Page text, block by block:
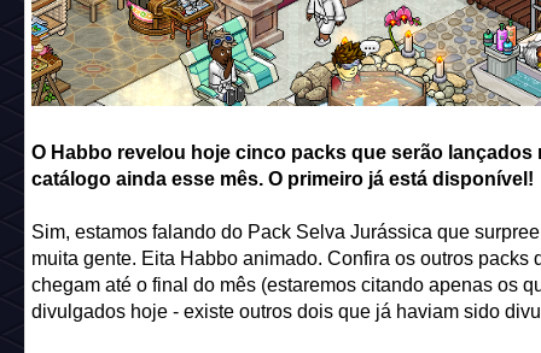
O Habbo revelou hoje cinco packs que serão lançados
catálogo ainda esse mês. O primeiro já está disponível!
Sim, estamos falando do Pack Selva Jurássica que
muita gente. Eita Habbo animado. Confira os outros packs
chegam até o final do mês (estaremos citando apenas os
divulgados hoje - existe outros dois que já haviam sido